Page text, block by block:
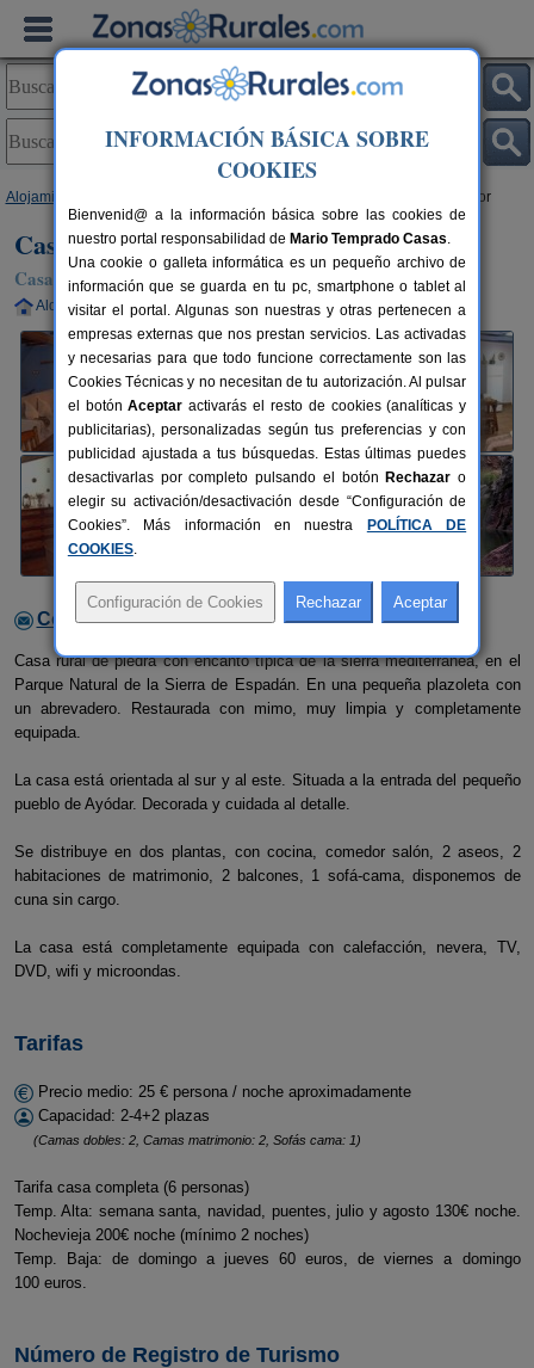
Alojamientos > Casa Mayor
Casa Mayor
Casa Rural en Ayódar (Castellón)
Alquiler completo 2-4+2 plazas 35 km de Castellón
Contactar con el alojamiento
Casa rural de piedra con encanto típica de la sierra mediterránea, en el
Parque Natural de la Sierra de Espadán. En una pequeña plazoleta con
un abrevadero. Restaurada con mimo, muy limpia y completamente
equipada.
La casa está orientada al sur y al este. Situada a la entrada del pequeño
pueblo de Ayódar. Decorada y cuidada al detalle.
Se distribuye en dos plantas, con cocina, comedor salón, 2 aseos, 2
habitaciones de matrimonio, 2 balcones, 1 sofá-cama, disponemos de
cuna sin cargo.
La casa está completamente equipada con calefacción, nevera, TV,
DVD, wifi y microondas.
Tarifas
Precio medio: 25 € persona / noche aproximadamente
Capacidad: 2-4+2 plazas
(Camas dobles: 2, Camas matrimonio: 2, Sofás cama: 1)
Tarifa casa completa (6 personas)
Temp. Alta: semana santa, navidad, puentes, julio y agosto 130€ noche.
Nochevieja 200€ noche (mínimo 2 noches)
Temp. Baja: de domingo a jueves 60 euros, de viernes a domingo
100 euros.
Número de Registro de Turismo
INFORMACIÓN BÁSICA SOBRE
COOKIES
Bienvenid@ a la información básica sobre las cookies de
nuestro portal responsabilidad de Mario Temprado Casas.
Una cookie o galleta informática es un pequeño archivo de
información que se guarda en tu pc, smartphone o tablet al
visitar el portal. Algunas son nuestras y otras pertenecen a
empresas externas que nos prestan servicios. Las activadas
y necesarias para que todo funcione correctamente son las
Cookies Técnicas y no necesitan de tu autorización. Al pulsar
el botónAceptar activarás el resto de cookies (analíticas y
publicitarias), personalizadas según tus preferencias y con
publicidad ajustada a tus búsquedas. Estas últimas puedes
desactivarlas por completo pulsando el botón Rechazar o
elegir su activación/desactivación desde “Configuración de
Cookies”. Más información en nuestra
POLÍTICA DE
COOKIES.